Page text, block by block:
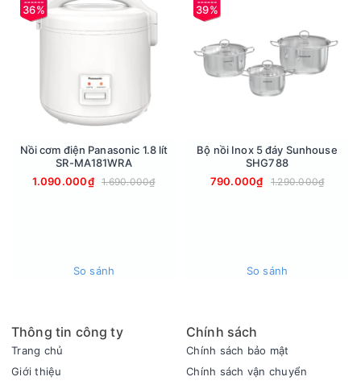
Bảng điều khiển
36%
Nồi cơm điện Panasonic 1.8 lít
SR-MA181WRA
1.090.000₫
1.690.000₫
So sánh
39%
Bộ nồi Inox 5 đáy Sunhouse
SHG788
790.000₫
1.290.000₫
So sánh
Thông tin công ty
Trang chủ
Giới thiệu
Chính sách
Chính sách bảo mật
Chính sách vận chuyển